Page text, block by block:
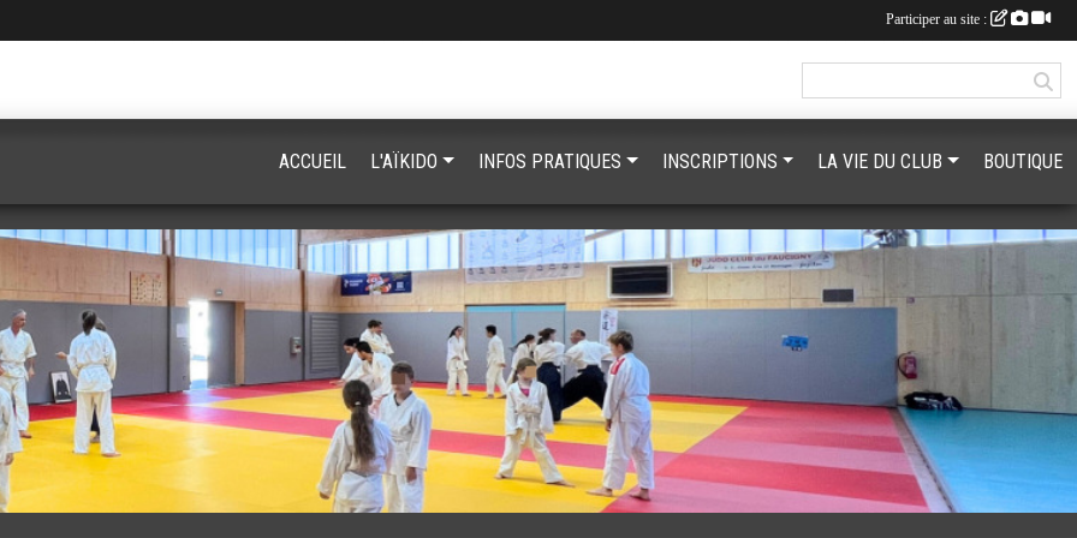
ACCUEIL L'AÏKIDO INFOS PRATIQUES INSCRIPTIONS LA VIE DU CLUB BOUTIQUE
Participer au site :